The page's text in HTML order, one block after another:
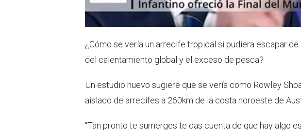
¿Cómo se vería un arrecife tropical si pudiera escapar
del calentamiento global y el exceso de pesca?
Un estudio nuevo sugiere que se vería como Rowley
aislado de arrecifes a 260km de la costa noroeste de
“Tan pronto te sumerges te das cuenta de que hay algo